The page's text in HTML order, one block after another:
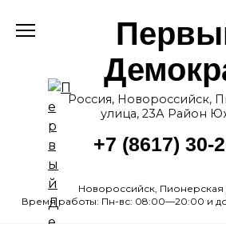
Россия, Новороссийск,
улица, 23А Район
+7 (8617) 30-
Новороссийск, Пионерская
Время работы: Пн-вс: 08:00—20:00 и